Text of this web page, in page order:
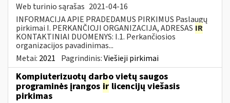
Web turinio sąrašas 2021-04-16
INFORMACIJA APIE PRADEDAMUS PIRKIMUS Paslaugų
pirkimai I. PERKANČIOJI ORGANIZACIJA, ADRESAS IR
KONTAKTINIAI DUOMENYS: I.1. Perkančiosios
organizacijos pavadinimas...
Metai: 2021 Pagrindinis:Viešieji pirkimai
Kompiuterizuotų darbo vietų saugos
programinės įrangos ir licencijų viešasis
pirkimas